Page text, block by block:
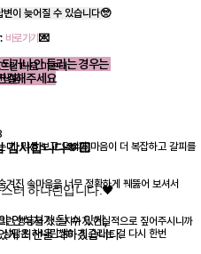
이 늦어질 수 있습니다🥺
바로가기💌
거나 안 들리는 경우는
결해주세요
감사합니다🫶🏻
터 하나린입니다.🖤
안식처가 될 수 있게,
게 최선을 다하겠습니다.
릴 타로 마스터
생님
데, 막상 보고 오니까 마음이 더 복잡하고 갈피를
진 속마음을 너무 정확하게 꿰뚫어 보셔서
행동을 했는지까지 현실적으로 짚어주시니까
담은 하나린쌤이 최고라는 걸 다시 한번